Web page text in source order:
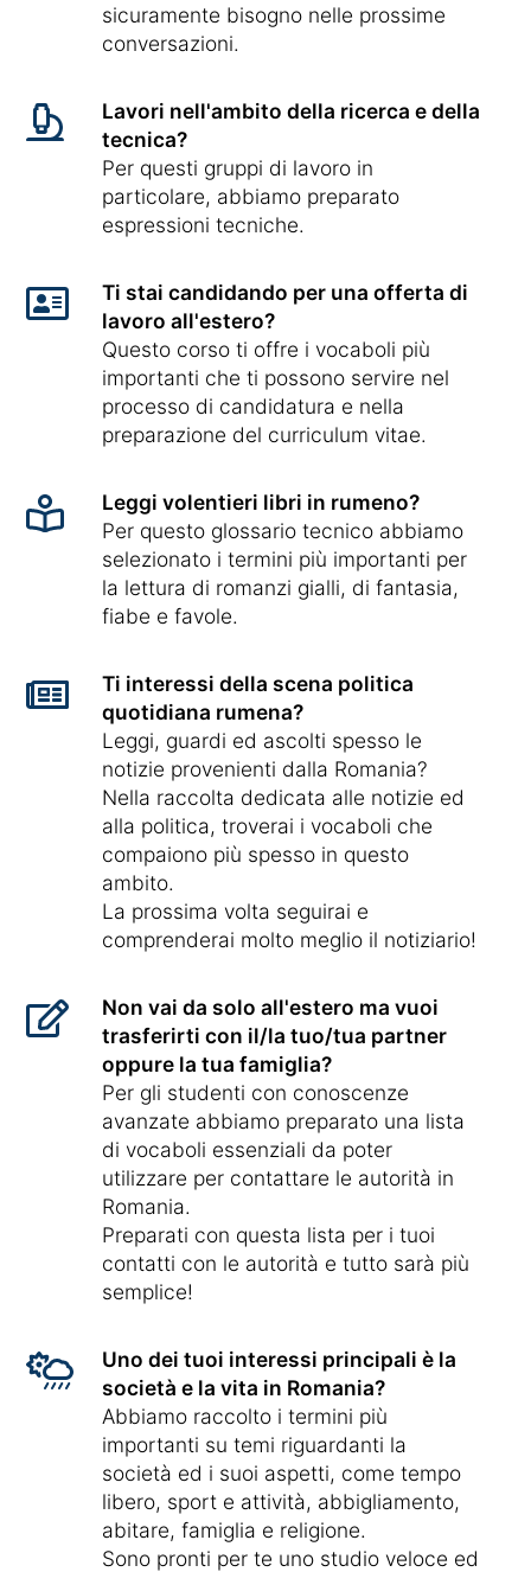
sicuramente bisogno nelle prossime
conversazioni.
Lavori nell'ambito della ricerca e della
tecnica?
Per questi gruppi di lavoro in
particolare, abbiamo preparato
espressioni tecniche.
Ti stai candidando per una offerta di
lavoro all'estero?
Questo corso ti offre i vocaboli più
importanti che ti possono servire nel
processo di candidatura e nella
preparazione del curriculum vitae.
Leggi volentieri libri in rumeno?
Per questo glossario tecnico abbiamo
selezionato i termini più importanti per
la lettura di romanzi gialli, di fantasia,
fiabe e favole.
Ti interessi della scena politica
quotidiana rumena?
Leggi, guardi ed ascolti spesso le
notizie provenienti dalla Romania?
Nella raccolta dedicata alle notizie ed
alla politica, troverai i vocaboli che
compaiono più spesso in questo
ambito.
La prossima volta seguirai e
comprenderai molto meglio il notiziario!
Non vai da solo all'estero ma vuoi
trasferirti con il/la tuo/tua partner
oppure la tua famiglia?
Per gli studenti con conoscenze
avanzate abbiamo preparato una lista
di vocaboli essenziali da poter
utilizzare per contattare le autorità in
Romania.
Preparati con questa lista per i tuoi
contatti con le autorità e tutto sarà più
semplice!
Uno dei tuoi interessi principali è la
società e la vita in Romania?
Abbiamo raccolto i termini più
importanti su temi riguardanti la
società ed i suoi aspetti, come tempo
libero, sport e attività, abbigliamento,
abitare, famiglia e religione.
Sono pronti per te uno studio veloce ed